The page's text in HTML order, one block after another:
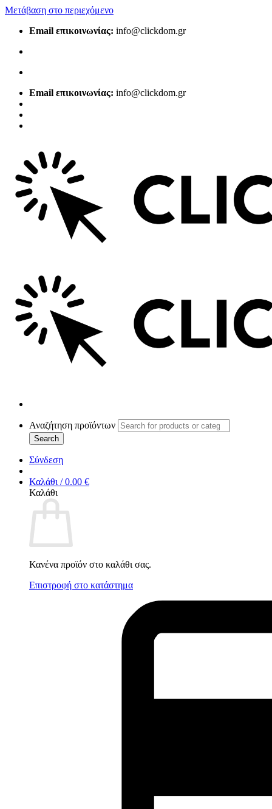
Μετάβαση στο περιεχόμενο
Email επικοινωνίας: info@clickdom.gr
Email επικοινωνίας: info@clickdom.gr
Αναζήτηση προϊόντων
Search
Σύνδεση
Καλάθι /0.00 €
Καλάθι
Κανένα προϊόν στο καλάθι σας.
Επιστροφή στο κατάστημα